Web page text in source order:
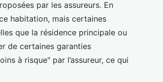
par les assureurs. En
habitation, mais certaines
que la résidence principale ou
de certaines garanties
à risque" par l’assureur, ce qui